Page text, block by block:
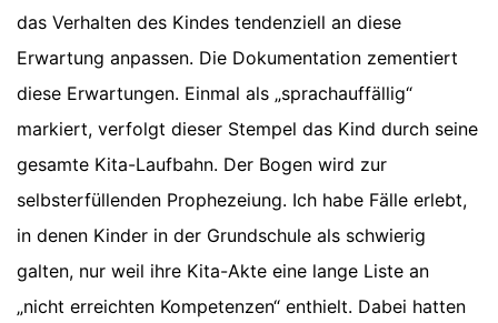
das Verhalten des Kindes tendenziell an diese
Erwartung anpassen. Die Dokumentation zementiert
diese Erwartungen. Einmal als „sprachauffällig“
markiert, verfolgt dieser Stempel das Kind durch seine
gesamte Kita-Laufbahn. Der Bogen wird zur
selbsterfüllenden Prophezeiung. Ich habe Fälle erlebt,
in denen Kinder in der Grundschule als schwierig
galten, nur weil ihre Kita-Akte eine lange Liste an
„nicht erreichten Kompetenzen“ enthielt. Dabei hatten